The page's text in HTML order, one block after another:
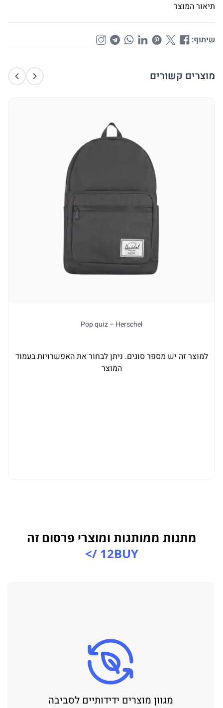
תיאור המוצר
שיתוף:
מוצרים קשורים
Pop quiz – Herschel
למוצר זה יש מספר סוגים. ניתן לבחור את האפשרויות בעמוד
המוצר
מתנות ממותגות ומוצרי פרסום זה
12BUY />
מגוון מוצרים ידידותיים לסביבה